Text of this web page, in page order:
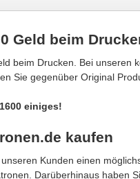
Geld beim
beim Drucken. Bei unseren
Sie gegenüber Original
einiges!
kaufen
Kunden einen
Darüberhinaus haben